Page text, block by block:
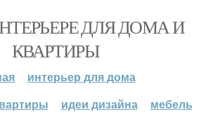
ДЛЯ ДОМА И
КВАРТИРЫ
интерьер для дома
идеи дизайна мебель